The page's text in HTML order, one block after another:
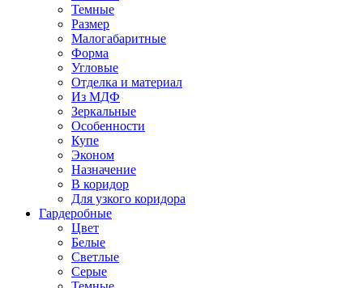
Темные
Размер
Малогабаритные
Форма
Угловые
Отделка и материал
Из МДФ
Зеркальные
Особенности
Купе
Эконом
Назначение
В коридор
Для узкого коридора
Гардеробные
Цвет
Белые
Светлые
Серые